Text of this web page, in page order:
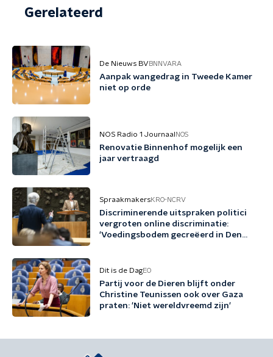
Gerelateerd
De Nieuws BV BNNVARA
Aanpak wangedrag in Tweede Kamer
niet op orde
NOS Radio 1 Journaal NOS
Renovatie Binnenhof mogelijk een
jaar vertraagd
SpraakmakersKRO-NCRV
Discriminerende uitspraken politici
vergroten online discriminatie:
'Voedingsbodem gecreëerd in Den
Dit is de DagEO
Partij voor de Dieren blijft onder
Christine Teunissen ook over Gaza
praten: 'Niet wereldvreemd zijn'